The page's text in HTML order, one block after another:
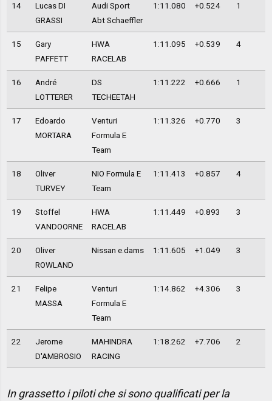
14
Lucas DI
GRASSI
Audi Sport
Abt Schaeffler
1:11.080 +0.524 1
15
Gary
PAFFETT
HWA
RACELAB
1:11.095 +0.539 4
16
André
LOTTERER
DS
TECHEETAH
1:11.222 +0.666 1
17
Edoardo
MORTARA
Venturi
Formula E
Team
1:11.326 +0.770 3
18
Oliver
TURVEY
NIO Formula E
Team
1:11.413 +0.857 4
19
Stoffel
VANDOORNE
HWA
RACELAB
1:11.449 +0.893 3
20
Oliver
ROWLAND
Nissan e.dams 1:11.605 +1.049 3
21
Felipe
MASSA
Venturi
Formula E
Team
1:14.862 +4.306 3
22
Jerome
D'AMBROSIO
MAHINDRA
RACING
1:18.262 +7.706 2
In grassetto i piloti che si sono qualificati per la